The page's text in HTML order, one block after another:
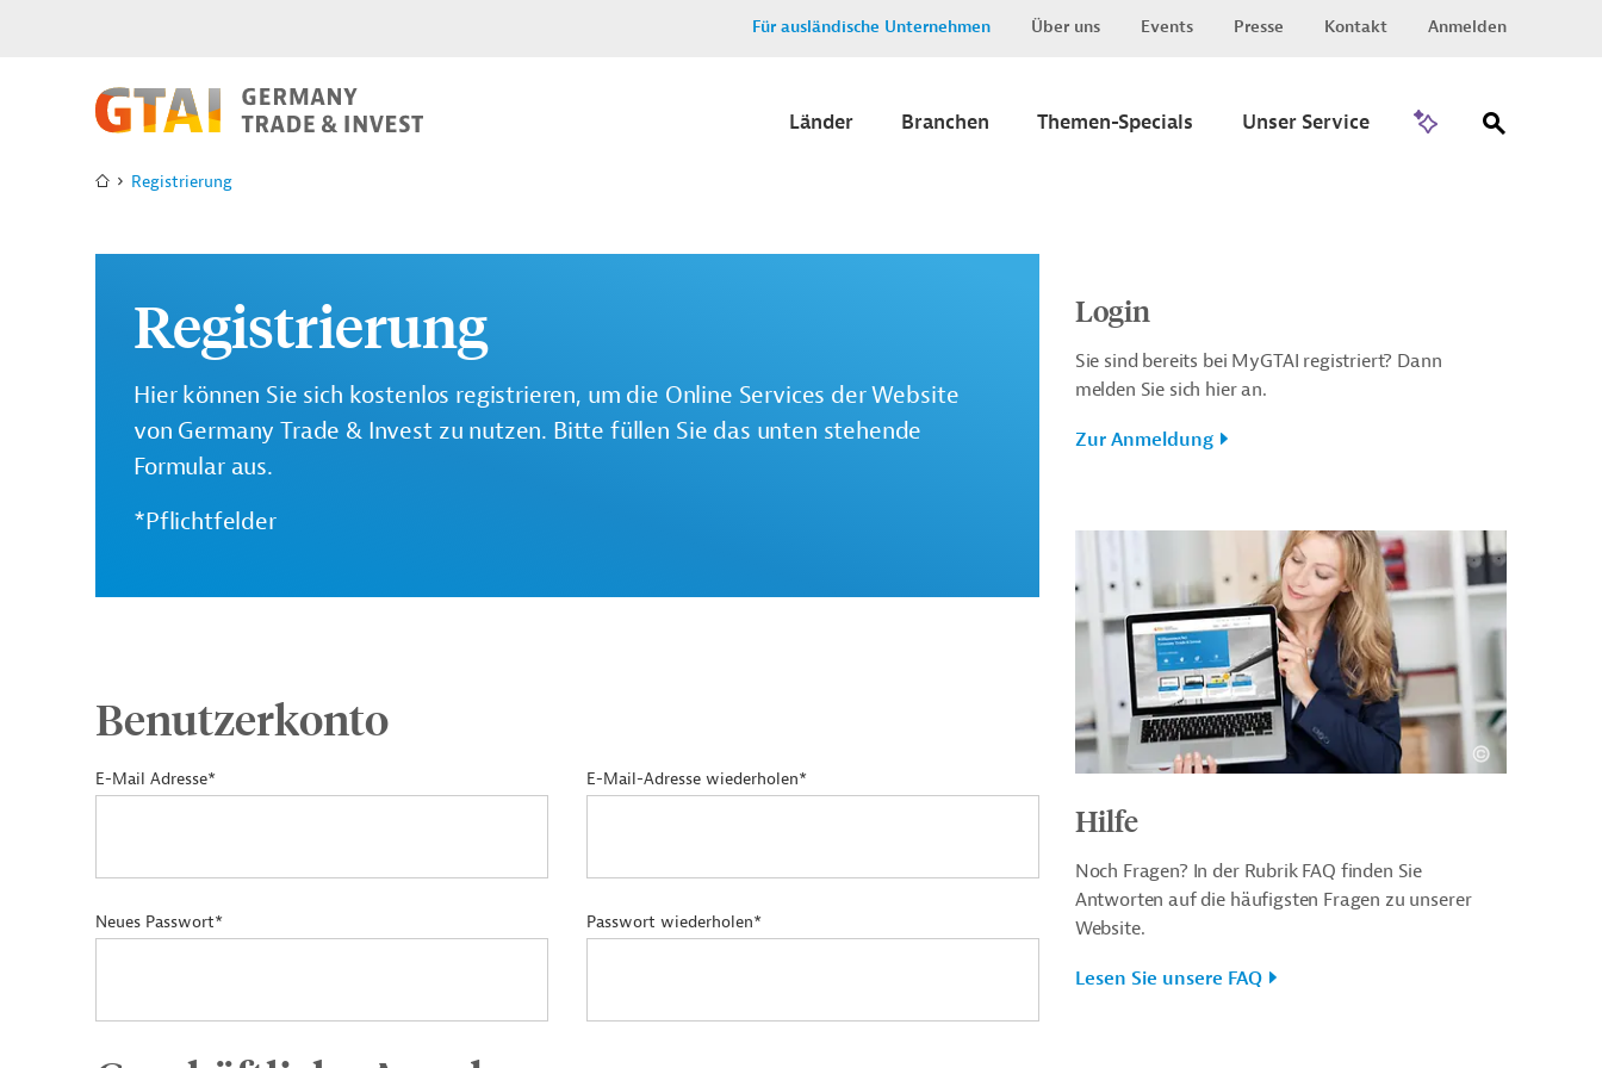
Für ausländische Unternehmen Über uns Events Presse Kontakt Anmelden
Länder Branchen Themen-Specials Unser Service
Registrierung
Registrierung
Hier können Sie sich kostenlos registrieren, um die Online Services der Website
von Germany Trade & Invest zu nutzen. Bitte füllen Sie das unten stehende
Formular aus.
*Pflichtfelder
Benutzerkonto
E-Mail Adresse* E-Mail-Adresse wiederholen*
Neues Passwort* Passwort wiederholen*
Login
Sie sind bereits bei MyGTAI registriert? Dann
melden Sie sich hier an.
Zur Anmeldung
Hilfe
Noch Fragen? In der Rubrik FAQ finden Sie
Antworten auf die häufigsten Fragen zu unserer
Website.
Lesen Sie unsere FAQ